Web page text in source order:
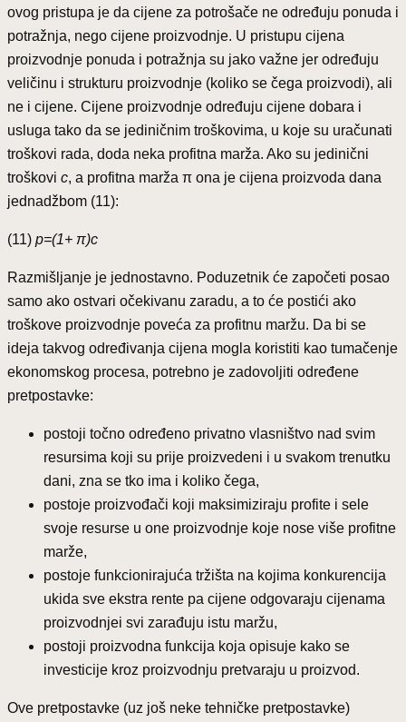
ovog pristupa je da cijene za potrošače ne određuju ponuda i
potražnja, nego cijene proizvodnje. U pristupu cijena
proizvodnje ponuda i potražnja su jako važne jer određuju
veličinu i strukturu proizvodnje (koliko se čega proizvodi), ali
ne i cijene. Cijene proizvodnje određuju cijene dobara i
usluga tako da se jediničnim troškovima, u koje su uračunati
troškovi rada, doda neka profitna marža. Ako su jedinični
troškovi c, a profitna marža π ona je cijena proizvoda dana
jednadžbom (11):
(11) p=(1+ π)c
Razmišljanje je jednostavno. Poduzetnik će započeti posao
samo ako ostvari očekivanu zaradu, a to će postići ako
troškove proizvodnje poveća za profitnu maržu. Da bi se
ideja takvog određivanja cijena mogla koristiti kao tumačenje
ekonomskog procesa, potrebno je zadovoljiti određene
pretpostavke:
postoji točno određeno privatno vlasništvo nad svim
resursima koji su prije proizvedeni i u svakom trenutku
dani, zna se tko ima i koliko čega,
postoje proizvođači koji maksimiziraju profite i sele
svoje resurse u one proizvodnje koje nose više profitne
marže,
postoje funkcionirajuća tržišta na kojima konkurencija
ukida sve ekstra rente pa cijene odgovaraju cijenama
proizvodnjei svi zarađuju istu maržu,
postoji proizvodna funkcija koja opisuje kako se
investicije kroz proizvodnju pretvaraju u proizvod.
Ove pretpostavke (uz još neke tehničke pretpostavke)